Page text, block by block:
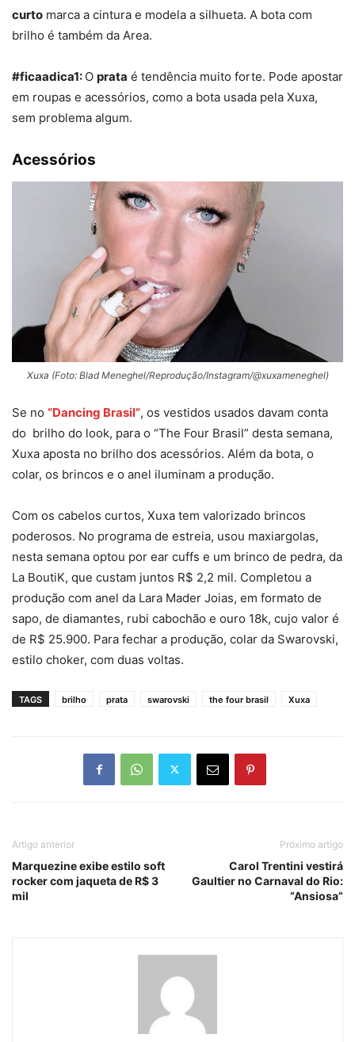
curto marca a cintura e modela a silhueta. A bota com
brilho é também da Area.
#ficaadica1: O prata é tendência muito forte. Pode apostar
em roupas e acessórios, como a bota usada pela Xuxa,
sem problema algum.
Acessórios
Xuxa (Foto: Blad Meneghel/Reprodução/Instagram/@xuxameneghel)
Se no “Dancing Brasil”, os vestidos usados davam conta
do brilho do look, para o “The Four Brasil” desta semana,
Xuxa aposta no brilho dos acessórios. Além da bota, o
colar, os brincos e o anel iluminam a produção.
Com os cabelos curtos, Xuxa tem valorizado brincos
poderosos. No programa de estreia, usou maxiargolas,
nesta semana optou por ear cuffs e um brinco de pedra, da
La BoutiK, que custam juntos R$ 2,2 mil. Completou a
produção com anel da Lara Mader Joias, em formato de
sapo, de diamantes, rubi cabochão e ouro 18k, cujo valor é
de R$ 25.900. Para fechar a produção, colar da Swarovski,
estilo choker, com duas voltas.
TAGS brilho prata swarovski the four brasil Xuxa
Artigo anterior
Marquezine exibe estilo soft
rocker com jaqueta de R$ 3
mil
Próximo artigo
Carol Trentini vestirá
Gaultier no Carnaval do Rio:
“Ansiosa”